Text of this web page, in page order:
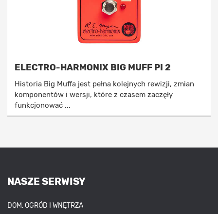
ELECTRO-HARMONIX BIG MUFF PI 2
Historia Big Muffa jest pełna kolejnych rewizji, zmian
komponentów i wersji, które z czasem zaczęły
funkcjonować ...
NASZE SERWISY
DOM, OGRÓD I WNĘTRZA